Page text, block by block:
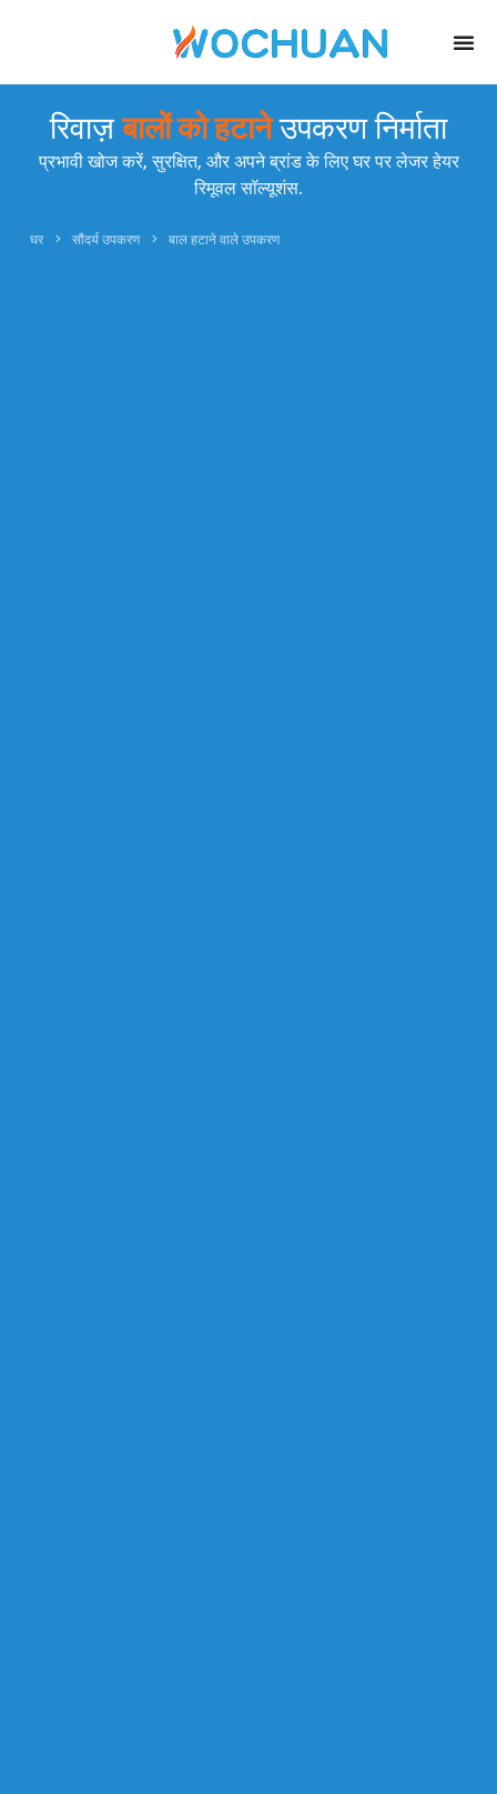
रिवाज़बालों को हटानेउपकरण निर्माता
प्रभावी खोज करें, सुरक्षित, और अपने ब्रांड के लिए घर पर लेजर हेयर
रिमूवल सॉल्यूशंस.
घर > सौंदर्य उपकरण > बाल हटाने वाले उपकरण